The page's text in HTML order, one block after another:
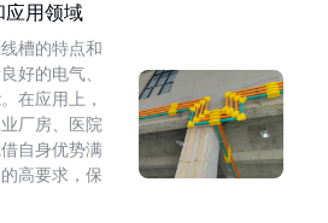
应用领域
槽的特点和
好的电气、
在应用上，
厂房、医院
自身优势满
高要求，保